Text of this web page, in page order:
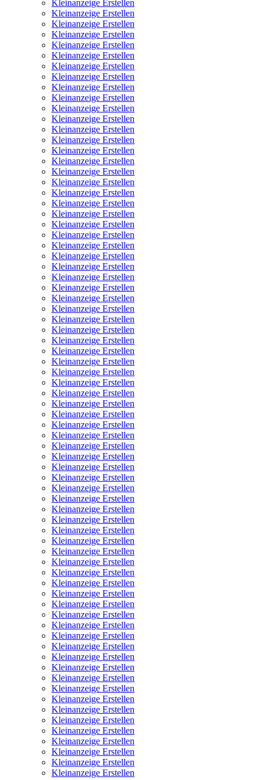
Kleinanzeige Erstellen
Kleinanzeige Erstellen
Kleinanzeige Erstellen
Kleinanzeige Erstellen
Kleinanzeige Erstellen
Kleinanzeige Erstellen
Kleinanzeige Erstellen
Kleinanzeige Erstellen
Kleinanzeige Erstellen
Kleinanzeige Erstellen
Kleinanzeige Erstellen
Kleinanzeige Erstellen
Kleinanzeige Erstellen
Kleinanzeige Erstellen
Kleinanzeige Erstellen
Kleinanzeige Erstellen
Kleinanzeige Erstellen
Kleinanzeige Erstellen
Kleinanzeige Erstellen
Kleinanzeige Erstellen
Kleinanzeige Erstellen
Kleinanzeige Erstellen
Kleinanzeige Erstellen
Kleinanzeige Erstellen
Kleinanzeige Erstellen
Kleinanzeige Erstellen
Kleinanzeige Erstellen
Kleinanzeige Erstellen
Kleinanzeige Erstellen
Kleinanzeige Erstellen
Kleinanzeige Erstellen
Kleinanzeige Erstellen
Kleinanzeige Erstellen
Kleinanzeige Erstellen
Kleinanzeige Erstellen
Kleinanzeige Erstellen
Kleinanzeige Erstellen
Kleinanzeige Erstellen
Kleinanzeige Erstellen
Kleinanzeige Erstellen
Kleinanzeige Erstellen
Kleinanzeige Erstellen
Kleinanzeige Erstellen
Kleinanzeige Erstellen
Kleinanzeige Erstellen
Kleinanzeige Erstellen
Kleinanzeige Erstellen
Kleinanzeige Erstellen
Kleinanzeige Erstellen
Kleinanzeige Erstellen
Kleinanzeige Erstellen
Kleinanzeige Erstellen
Kleinanzeige Erstellen
Kleinanzeige Erstellen
Kleinanzeige Erstellen
Kleinanzeige Erstellen
Kleinanzeige Erstellen
Kleinanzeige Erstellen
Kleinanzeige Erstellen
Kleinanzeige Erstellen
Kleinanzeige Erstellen
Kleinanzeige Erstellen
Kleinanzeige Erstellen
Kleinanzeige Erstellen
Kleinanzeige Erstellen
Kleinanzeige Erstellen
Kleinanzeige Erstellen
Kleinanzeige Erstellen
Kleinanzeige Erstellen
Kleinanzeige Erstellen
Kleinanzeige Erstellen
Kleinanzeige Erstellen
Kleinanzeige Erstellen
Kleinanzeige Erstellen